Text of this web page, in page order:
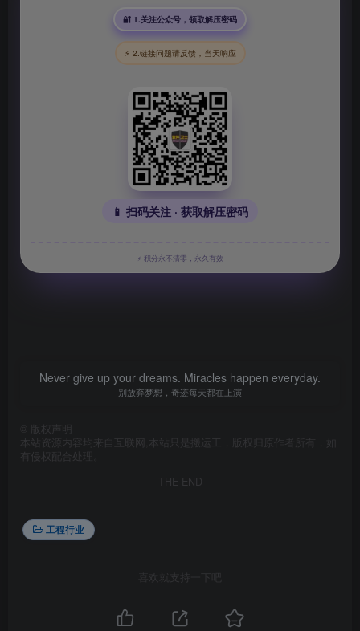
🔐 1.关注公众号，领取解压密码
⚡ 2.链接问题请反馈，当天响应
📱 扫码关注 · 获取解压密码
⚡ 积分永不清零，永久有效
Never give up your dreams. Miracles happen everyday.
别放弃梦想，奇迹每天都在上演
版权声明
本站资源内容均来自互联网,本站只是搬运工，版权归原作者所有，如
有侵权配合处理。
THE END
工程行业
喜欢就支持一下吧